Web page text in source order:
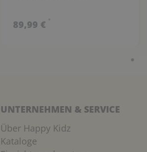
89,99 € *
UNTERNEHMEN & SERVICE
Über Happy Kidz
Kataloge